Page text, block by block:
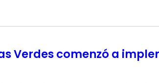
Verdes comenzó a